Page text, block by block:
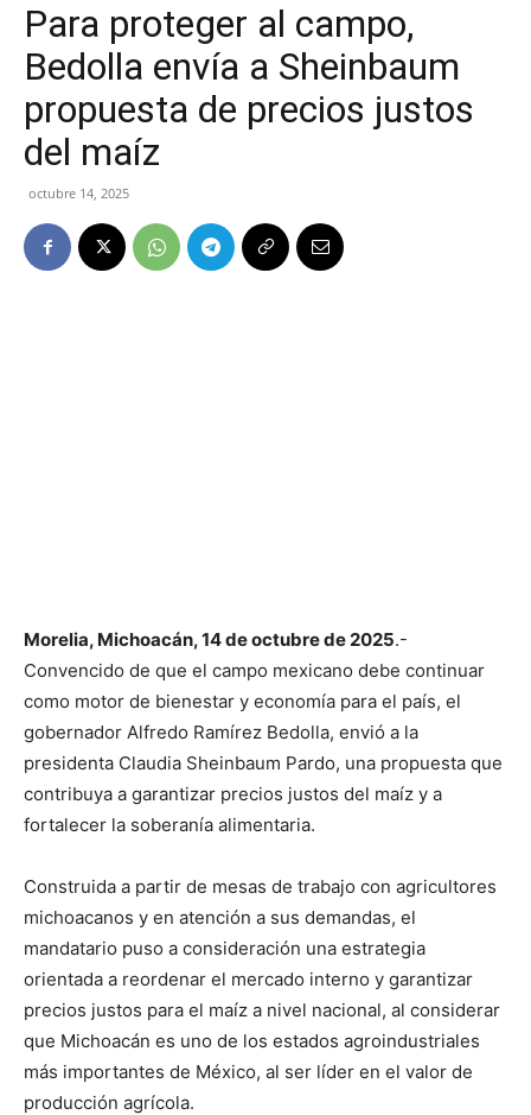
Para proteger al campo,
Bedolla envía a Sheinbaum
propuesta de precios justos
del maíz
octubre 14, 2025
Morelia, Michoacán, 14 de octubre de 2025.-
Convencido de que el campo mexicano debe continuar
como motor de bienestar y economía para el país, el
gobernador Alfredo Ramírez Bedolla, envió a la
presidenta Claudia Sheinbaum Pardo, una propuesta que
contribuya a garantizar precios justos del maíz y a
fortalecer la soberanía alimentaria.
Construida a partir de mesas de trabajo con agricultores
michoacanos y en atención a sus demandas, el
mandatario puso a consideración una estrategia
orientada a reordenar el mercado interno y garantizar
precios justos para el maíz a nivel nacional, al considerar
que Michoacán es uno de los estados agroindustriales
más importantes de México, al ser líder en el valor de
producción agrícola.